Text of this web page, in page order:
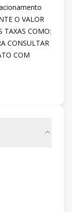
O VALOR
TAXAS COMO:
CONSULTAR
COM